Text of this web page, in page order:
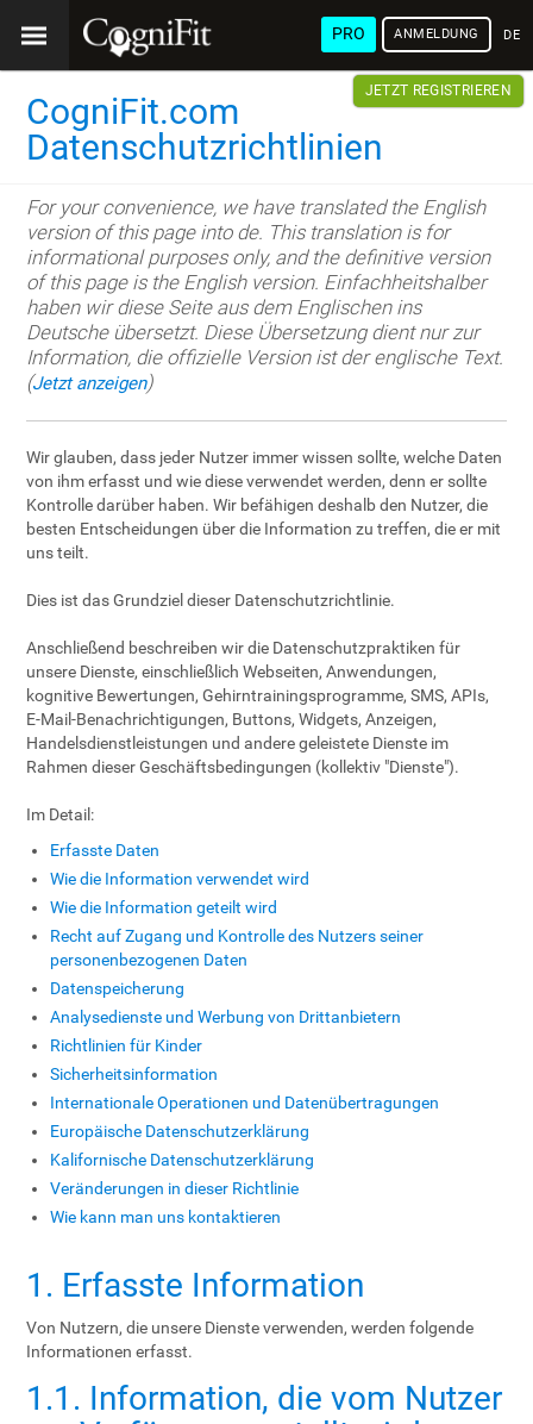
PRO ANMELDUNG
JETZT REGISTRIEREN
CogniFit.com
Datenschutzrichtlinien
For your convenience, we have translated the English
version of this page into de. This translation is for
informational purposes only, and the definitive version
of this page is the English version. Einfachheitshalber
haben wir diese Seite aus dem Englischen ins
Deutsche übersetzt. Diese Übersetzung dient nur zur
Information, die offizielle Version ist der englische Text.
(Jetzt anzeigen)
Wir glauben, dass jeder Nutzer immer wissen sollte, welche Daten
von ihm erfasst und wie diese verwendet werden, denn er sollte
Kontrolle darüber haben. Wir befähigen deshalb den Nutzer, die
besten Entscheidungen über die Information zu treffen, die er mit
uns teilt.
Dies ist das Grundziel dieser Datenschutzrichtlinie.
Anschließend beschreiben wir die Datenschutzpraktiken für
unsere Dienste, einschließlich Webseiten, Anwendungen,
kognitive Bewertungen, Gehirntrainingsprogramme, SMS, APIs,
E-Mail-Benachrichtigungen, Buttons, Widgets, Anzeigen,
Handelsdienstleistungen und andere geleistete Dienste im
Rahmen dieser Geschäftsbedingungen (kollektiv "Dienste").
Im Detail:
Erfasste Daten
Wie die Information verwendet wird
Wie die Information geteilt wird
Recht auf Zugang und Kontrolle des Nutzers seiner
personenbezogenen Daten
Datenspeicherung
Analysedienste und Werbung von Drittanbietern
Richtlinien für Kinder
Sicherheitsinformation
Internationale Operationen und Datenübertragungen
Europäische Datenschutzerklärung
Kalifornische Datenschutzerklärung
Veränderungen in dieser Richtlinie
Wie kann man uns kontaktieren
1. Erfasste Information
Von Nutzern, die unsere Dienste verwenden, werden folgende
Informationen erfasst.
1.1. Information, die vom Nutzer